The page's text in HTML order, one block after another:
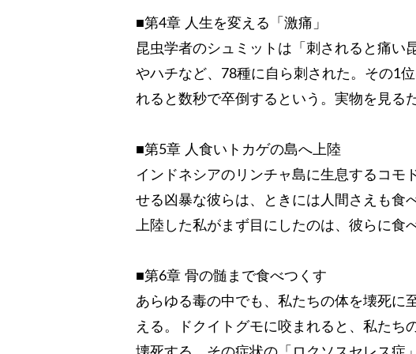
■第4章 人生を変える「激痛」
昆虫学者のシュミットは「刺されると痛い
やハチなど、78種に自ら刺された。その1
れると数秒で卒倒するという。実物を見る
■第5章 人食いトカゲの島へ上陸
インドネシアのリンチャ島に生息するコモ
せる凶暴な彼らは、ときには人間さえも食
上陸した私がまず目にしたのは、彼らに食
■第6章 骨の髄まで食べつくす
あらゆる毒の中でも、私たちの体を壊死に
える。ドクイトグモに咬まれると、私たち